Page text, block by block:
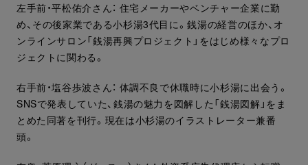
左手前・平松佑介さん： 住宅メーカーやベンチャー企業に勤
め、その後家業である小杉湯3代目に。銭湯の経営のほか、オ
ンラインサロン「銭湯再興プロジェクト」をはじめ様々なプロ
ジェクトに関わる。
右手前・塩谷歩波さん： 体調不良で休職時に小杉湯に出会う。
SNSで発表していた、銭湯の魅力を図解した「銭湯図解」をま
とめた同著を刊行。現在は小杉湯のイラストレーター兼番
頭。